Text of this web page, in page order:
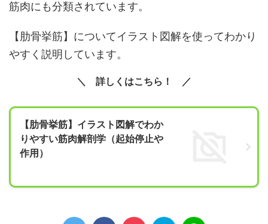
筋肉にも分類されています。
【肋骨挙筋】についてイラスト図解を使ってわかり
やすく説明しています。
詳しくはこちら！
【肋骨挙筋】イラスト図解でわか
りやすい筋肉解剖学（起始停止や
作用）